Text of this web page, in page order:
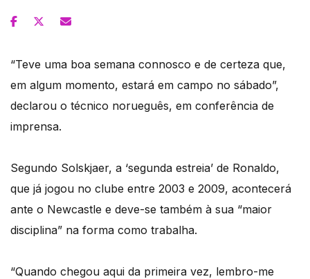
“Teve uma boa semana connosco e de certeza que,
em algum momento, estará em campo no sábado”,
declarou o técnico norueguês, em conferência de
imprensa.
Segundo Solskjaer, a ‘segunda estreia’ de Ronaldo,
que já jogou no clube entre 2003 e 2009, acontecerá
ante o Newcastle e deve-se também à sua “maior
disciplina” na forma como trabalha.
“Quando chegou aqui da primeira vez, lembro-me